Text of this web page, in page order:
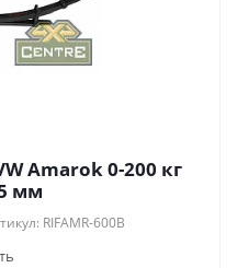
Amarok 0-200 кг
мм
RIFAMR-600B